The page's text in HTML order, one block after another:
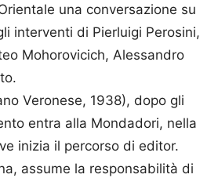
una conversazione su
interventi di Pierluigi Perosini,
Mohorovicich, Alessandro
Veronese, 1938), dopo gli
entra alla Mondadori, nella
inizia il percorso di editor.
assume la responsabilità di